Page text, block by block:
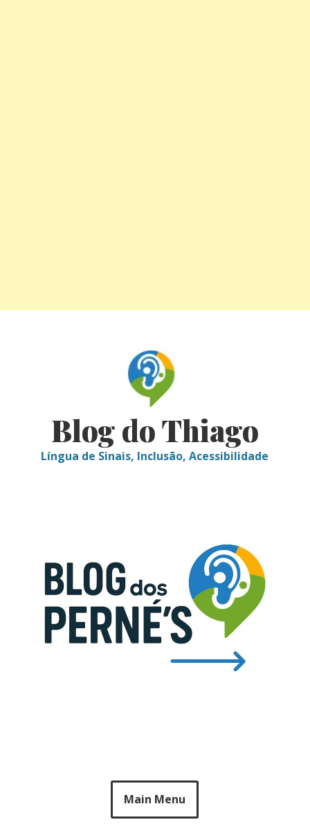
Blog do Thiago
Língua de Sinais, Inclusão, Acessibilidade
Main Menu